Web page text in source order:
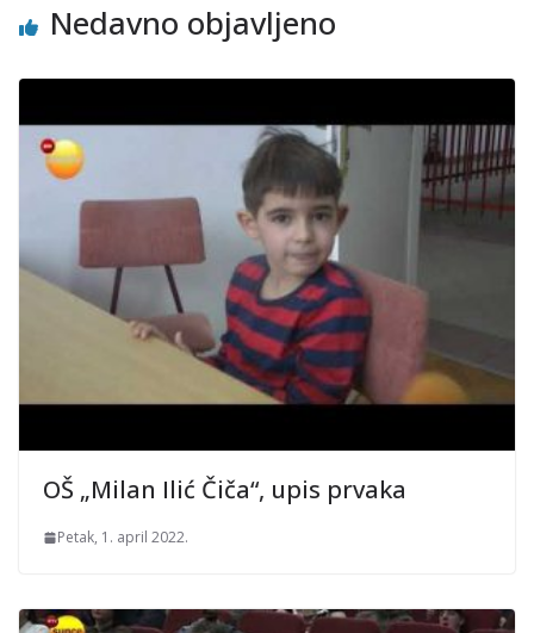
Nedavno objavljeno
OŠ „Milan Ilić Čiča“, upis prvaka
Petak, 1. april 2022.